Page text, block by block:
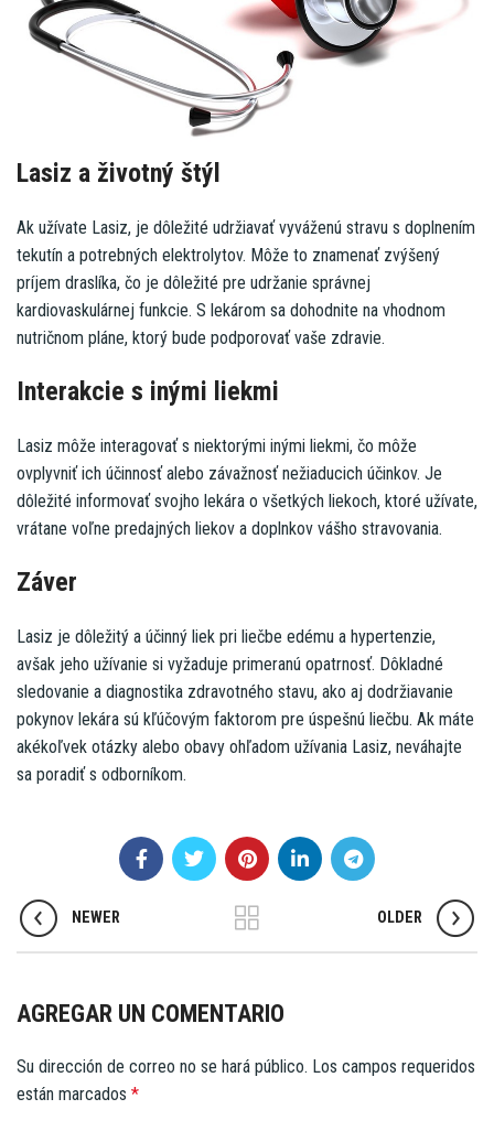
Lasiz a životný štýl
Ak užívate Lasiz, je dôležité udržiavať vyváženú stravu s doplnením
tekutín a potrebných elektrolytov. Môže to znamenať zvýšený
príjem draslíka, čo je dôležité pre udržanie správnej
kardiovaskulárnej funkcie. S lekárom sa dohodnite na vhodnom
nutričnom pláne, ktorý bude podporovať vaše zdravie.
Interakcie s inými liekmi
Lasiz môže interagovať s niektorými inými liekmi, čo môže
ovplyvniť ich účinnosť alebo závažnosť nežiaducich účinkov. Je
dôležité informovať svojho lekára o všetkých liekoch, ktoré užívate,
vrátane voľne predajných liekov a doplnkov vášho stravovania.
Záver
Lasiz je dôležitý a účinný liek pri liečbe edému a hypertenzie,
avšak jeho užívanie si vyžaduje primeranú opatrnosť. Dôkladné
sledovanie a diagnostika zdravotného stavu, ako aj dodržiavanie
pokynov lekára sú kľúčovým faktorom pre úspešnú liečbu. Ak máte
akékoľvek otázky alebo obavy ohľadom užívania Lasiz, neváhajte
sa poradiť s odborníkom.
NEWER OLDER
AGREGAR UN COMENTARIO
Su dirección de correo no se hará público. Los campos requeridos
están marcados *